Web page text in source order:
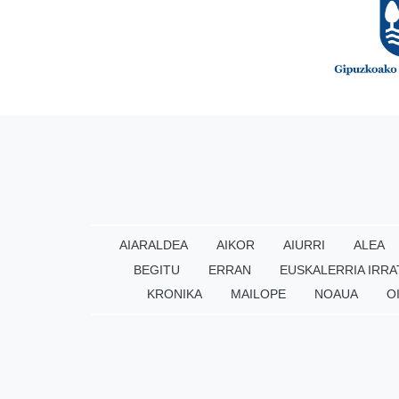
AIARALDEA AIKOR AIURRI ALEA
BEGITU
ERRAN EUSKALERRIA
KRONIKA
MAILOPE NOAUA